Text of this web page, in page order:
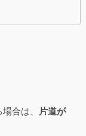
合は、
片道が